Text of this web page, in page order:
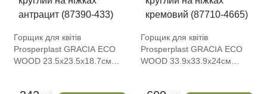
Горщик для квітів
Prosperplast GRACIA ECO
WOOD 23.5х23.5х18.7см
Горщик для квітів
Prosperplast GRACIA ECO
WOOD 33.9х33.9х24см